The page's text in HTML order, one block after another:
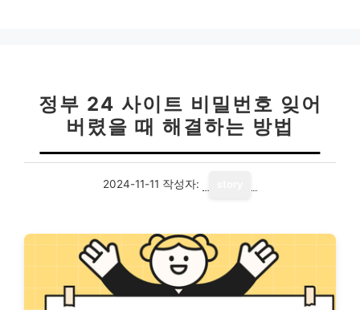
정부 24 사이트 비밀번호 잊어
버렸을 때 해결하는 방법
2024-11-11 작성자: